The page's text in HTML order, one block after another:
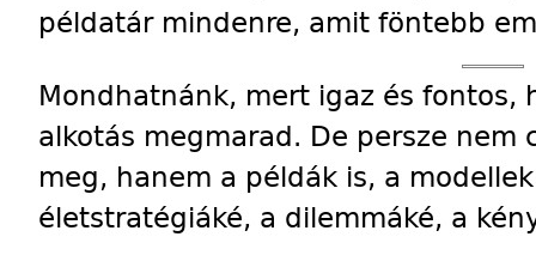
példatár mindenre, amit föntebb
Mondhatnánk, mert igaz és fontos,
alkotás megmarad. De persze nem
meg, hanem a példák is, a
életstratégiáké, a dilemmáké, a